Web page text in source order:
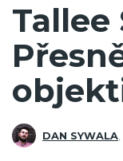
Tallee
DAN SYWALA